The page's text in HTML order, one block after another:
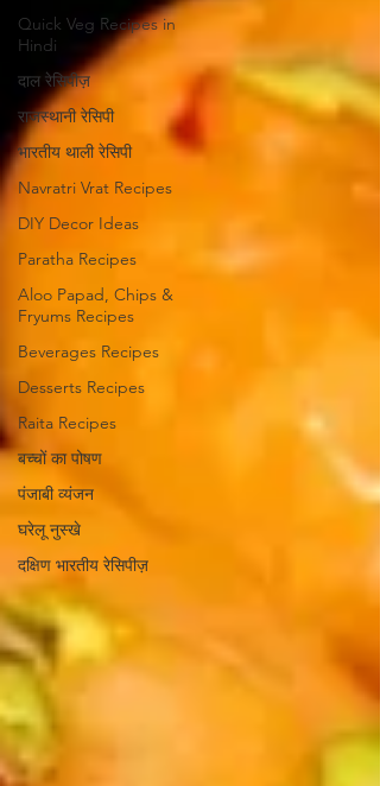
Quick Veg Recipes in
Hindi
दाल रेसिपीज़
राजस्थानी रेसिपी
भारतीय थाली रेसिपी
Navratri Vrat Recipes
DIY Decor Ideas
Paratha Recipes
Aloo Papad, Chips &
Fryums Recipes
Beverages Recipes
Desserts Recipes
Raita Recipes
बच्चों का पोषण
पंजाबी व्यंजन
घरेलू नुस्खे
दक्षिण भारतीय रेसिपीज़